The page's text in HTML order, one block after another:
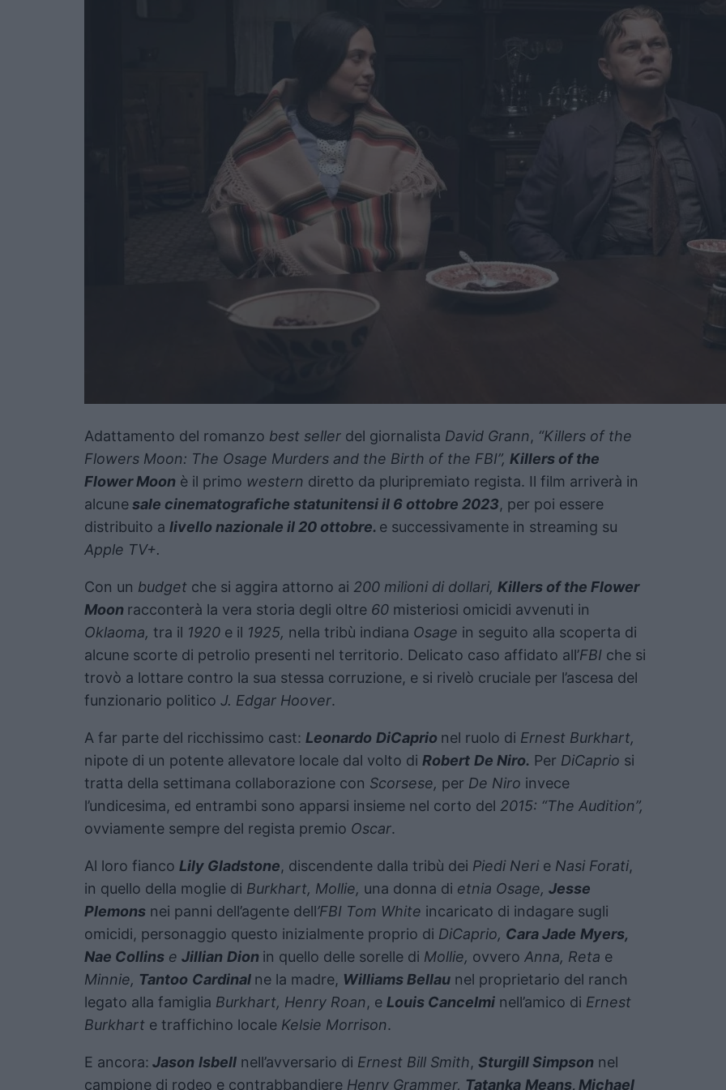
Adattamento del romanzo best seller del giornalista David Grann, “Killers of the
Flowers Moon: The Osage Murders and the Birth of the FBI”, Killers of the
Flower Moon è il primo western diretto da pluripremiato regista. Il film arriverà in
alcunesale cinematografiche statunitensi il 6 ottobre 2023, per poi essere
distribuito a livello nazionale il 20 ottobre. e successivamente in streaming su
Apple TV+.
Con un budget che si aggira attorno ai 200 milioni di dollari, Killers of the Flower
Moon racconterà la vera storia degli oltre 60 misteriosi omicidi avvenuti in
Oklaoma, tra il 1920 e il 1925, nella tribù indiana Osage in seguito alla scoperta di
alcune scorte di petrolio presenti nel territorio. Delicato caso affidato all’FBI che si
trovò a lottare contro la sua stessa corruzione, e si rivelò cruciale per l’ascesa del
funzionario politico J. Edgar Hoover.
A far parte del ricchissimo cast: Leonardo DiCaprio nel ruolo di Ernest Burkhart,
nipote di un potente allevatore locale dal volto di Robert De Niro. Per DiCaprio si
tratta della settimana collaborazione con Scorsese, per De Niro invece
l’undicesima, ed entrambi sono apparsi insieme nel corto del 2015: “The Audition”,
ovviamente sempre del regista premio Oscar.
Al loro fianco Lily Gladstone, discendente dalla tribù dei Piedi Nerie Nasi Forati,
in quello della moglie di Burkhart, Mollie, una donna di etnia Osage, Jesse
Plemons nei panni dell’agente dell’FBI Tom White incaricato di indagare sugli
omicidi, personaggio questo inizialmente proprio di DiCaprio, Cara Jade Myers,
Nae Collins e Jillian Dion in quello delle sorelle di Mollie, ovvero Anna, Reta e
Minnie, Tantoo Cardinal ne la madre, Williams Bellau nel proprietario del ranch
legato alla famiglia Burkhart, Henry Roan, e Louis Cancelmi nell’amico di Ernest
Burkhart e traffichino locale Kelsie Morrison.
E ancora: Jason Isbell nell’avversario di Ernest Bill Smith, Sturgill Simpson nel
campione di rodeo e contrabbandiere Henry Grammer, Tatanka Means, Michael